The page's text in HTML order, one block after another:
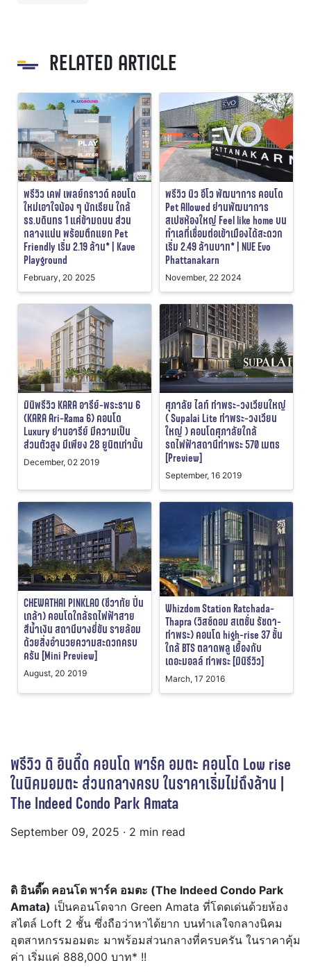
RELATED ARTICLE
พรีวิว เคฟ เพลย์กราวด์ คอนโด
ใหม่เอาใจน้อง ๆ นักเรียน ใกล้
รร.บดินทร 1 แค่ข้ามถนน ส่วน
กลางแน่น พร้อมตึกแยก Pet
Friendly เริ่ม 2.19 ล้าน* | Kave
Playground
February, 20 2025
พรีวิว นิว อีโว พัฒนาการ คอนโด
Pet Allowed ย่านพัฒนาการ
สเปซห้องใหญ่ Feel like home บน
ทำเลที่เชื่อมต่อเข้าเมืองได้สะดวก
เริ่ม 2.49 ล้านบาท* | NUE Evo
Phattanakarn
November, 22 2024
มินิพรีวิว KARA อารีย์-พระราม 6
(KARA Ari-Rama 6) คอนโด
Luxury ย่านอารีย์ มีความเป็น
ส่วนตัวสูง มีเพียง 28 ยูนิตเท่านั้น
December, 02 2019
ศุภาลัย ไลท์ ท่าพระ-วงเวียนใหญ่
( Supalai Lite ท่าพระ-วงเวียน
ใหญ่ ) คอนโดศุภาลัยใกล้
รถไฟฟ้าสถานีท่าพระ 570 เมตร
[Preview]
September, 16 2019
CHEWATHAI PINKLAO (ชีวาทัย ปิ่น
เกล้า) คอนโดใกล้รถไฟฟ้าสาย
สีน้ำเงิน สถานีบางยี่ขัน รายล้อม
ด้วยสิ่งอำนวยความสะดวกครบ
ครัน [Mini Preview]
August, 20 2019
Whizdom Station Ratchada-
Thapra (วิสซ์ดอม สเตชั่น รัชดา-
ท่าพระ) คอนโด high-rise 37 ชั้น
ใกล้ BTS ตลาดพลู เยื้องกับ
เดอะมอลล์ ท่าพระ [มินิรีวิว]
March, 17 2016
พรีวิว ดิ อินดี๊ด คอนโด พาร์ค อมตะ คอนโด Low rise
ในนิคมอมตะ ส่วนกลางครบ ในราคาเริ่มไม่ถึงล้าน |
The Indeed Condo Park Amata
September 09, 2025 · 2 min read
ดิ อินดี๊ด คอนโด พาร์ค อมตะ (The Indeed Condo Park
Amata) เป็นคอนโดจาก Green Amata ที่โดดเด่นด้วยห้อง
สไตล์ Loft 2 ชั้น ซึ่งถือว่าหาได้ยาก บนทำเลใจกลางนิคม
อุตสาหกรรมอมตะ มาพร้อมส่วนกลางที่ครบครัน ในราคาคุ้ม
ค่า เริ่มแค่ 888,000 บาท* !!